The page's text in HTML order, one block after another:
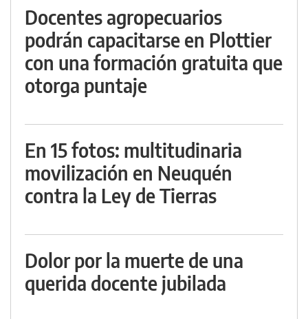
Docentes agropecuarios
podrán capacitarse en Plottier
con una formación gratuita que
otorga puntaje
En 15 fotos: multitudinaria
movilización en Neuquén
contra la Ley de Tierras
Dolor por la muerte de una
querida docente jubilada